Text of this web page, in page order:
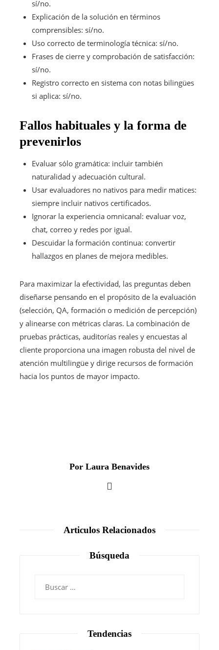
sí/no.
Explicación de la solución en términos
comprensibles: sí/no.
Uso correcto de terminología técnica: sí/no.
Frases de cierre y comprobación de satisfacción:
sí/no.
Registro correcto en sistema con notas bilingües
si aplica: sí/no.
Fallos habituales y la forma de
prevenirlos
Evaluar sólo gramática: incluir también
naturalidad y adecuación cultural.
Usar evaluadores no nativos para medir matices:
siempre incluir nativos certificados.
Ignorar la experiencia omnicanal: evaluar voz,
chat, correo y redes por igual.
Descuidar la formación continua: convertir
hallazgos en planes de mejora medibles.
Para maximizar la efectividad, las preguntas deben
diseñarse pensando en el propósito de la evaluación
(selección, QA, formación o medición de percepción)
y alinearse con métricas claras. La combinación de
pruebas prácticas, auditorías reales y encuestas al
cliente proporciona una imagen robusta del nivel de
atención multilingüe y dirige recursos de formación
hacia los puntos de mayor impacto.
Por Laura Benavides
Articulos Relacionados
Búsqueda
Tendencias